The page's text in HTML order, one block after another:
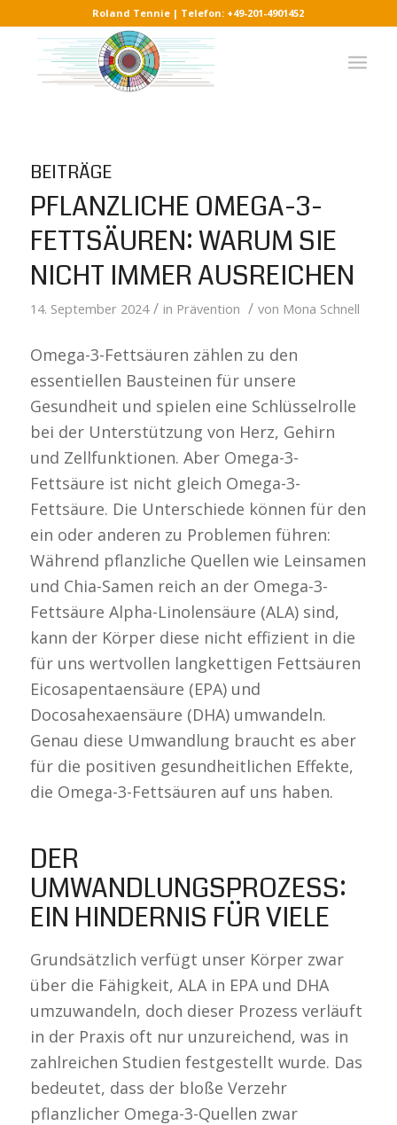
Roland Tennie | Telefon: +49-201-4901452
BEITRÄGE
PFLANZLICHE OMEGA-3-
FETTSÄUREN: WARUM SIE
NICHT IMMER AUSREICHEN
14. September 2024 / in Prävention / von Mona Schnell
Omega-3-Fettsäuren zählen zu den
essentiellen Bausteinen für unsere
Gesundheit und spielen eine Schlüsselrolle
bei der Unterstützung von Herz, Gehirn
und Zellfunktionen. Aber Omega-3-
Fettsäure ist nicht gleich Omega-3-
Fettsäure. Die Unterschiede können für den
ein oder anderen zu Problemen führen:
Während pflanzliche Quellen wie Leinsamen
und Chia-Samen reich an der Omega-3-
Fettsäure Alpha-Linolensäure (ALA) sind,
kann der Körper diese nicht effizient in die
für uns wertvollen langkettigen Fettsäuren
Eicosapentaensäure (EPA) und
Docosahexaensäure (DHA) umwandeln.
Genau diese Umwandlung braucht es aber
für die positiven gesundheitlichen Effekte,
die Omega-3-Fettsäuren auf uns haben.
DER
UMWANDLUNGSPROZESS:
EIN HINDERNIS FÜR VIELE
Grundsätzlich verfügt unser Körper zwar
über die Fähigkeit, ALA in EPA und DHA
umzuwandeln, doch dieser Prozess verläuft
in der Praxis oft nur unzureichend, was in
zahlreichen Studien festgestellt wurde. Das
bedeutet, dass der bloße Verzehr
pflanzlicher Omega-3-Quellen zwar